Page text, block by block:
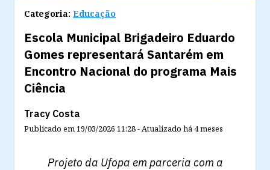
Categoria: Educação
Escola Municipal Brigadeiro Eduardo
Gomes representará Santarém em
Encontro Nacional do programa Mais
Ciência
Tracy Costa
Publicado em19/03/2026 11:28-Atualizado há 4 meses
Projeto da Ufopa em parceria com a